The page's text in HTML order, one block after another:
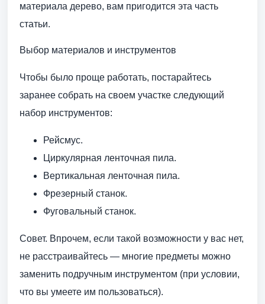
материала дерево, вам пригодится эта часть
статьи.
Выбор материалов и инструментов
Чтобы было проще работать, постарайтесь
заранее собрать на своем участке следующий
набор инструментов:
Рейсмус.
Циркулярная ленточная пила.
Вертикальная ленточная пила.
Фрезерный станок.
Фуговальный станок.
Совет. Впрочем, если такой возможности у вас нет,
не расстраивайтесь — многие предметы можно
заменить подручным инструментом (при условии,
что вы умеете им пользоваться).